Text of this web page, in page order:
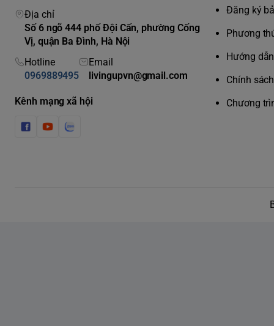
Địa chỉ
Số 6 ngõ 444 phố Đội Cấn, phường Cống
Vị, quận Ba Đình, Hà Nội
Hotline
0969889495
Email
livingupvn@gmail.com
Kênh mạng xã hội
Đăng ký
Phương
Hướng
Chính
Chương